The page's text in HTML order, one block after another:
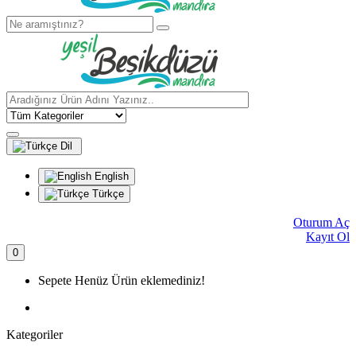
Dil
English
Türkçe
Oturum Aç
Kayıt Ol
0
Sepete Henüz Ürün eklemediniz!
Kategoriler